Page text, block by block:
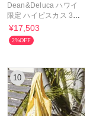
Dean&Deluca ハワイ
限定 ハイビスカス 3
Wayトートバッグ ミン
ト
¥17,503
2%OFF
10